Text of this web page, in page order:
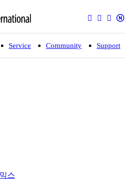
Service Community Support
스